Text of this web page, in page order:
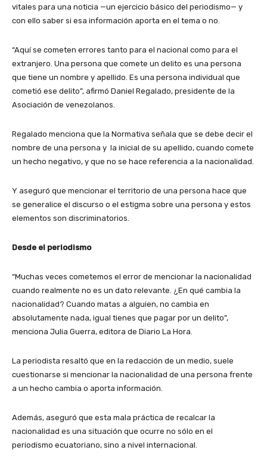
vitales para una noticia —un ejercicio básico del periodismo— y
con ello saber si esa información aporta en el tema o no.
“Aquí se cometen errores tanto para el nacional como para el
extranjero. Una persona que comete un delito es una persona
que tiene un nombre y apellido. Es una persona individual que
cometió ese delito”, afirmó Daniel Regalado, presidente de la
Asociación de venezolanos.
Regalado menciona que la Normativa señala que se debe decir el
nombre de una persona y la inicial de su apellido, cuando comete
un hecho negativo, y que no se hace referencia a la nacionalidad.
Y aseguró que mencionar el territorio de una persona hace que
se generalice el discurso o el estigma sobre una persona y estos
elementos son discriminatorios.
Desde el periodismo
“Muchas veces cometemos el error de mencionar la nacionalidad
cuando realmente no es un dato relevante. ¿En qué cambia la
nacionalidad? Cuando matas a alguien, no cambia en
absolutamente nada, igual tienes que pagar por un delito”,
menciona Julia Guerra, editora de Diario La Hora.
La periodista resaltó que en la redacción de un medio, suele
cuestionarse si mencionar la nacionalidad de una persona frente
a un hecho cambia o aporta información.
Además, aseguró que esta mala práctica de recalcar la
nacionalidad es una situación que ocurre no sólo en el
periodismo ecuatoriano, sino a nivel internacional.